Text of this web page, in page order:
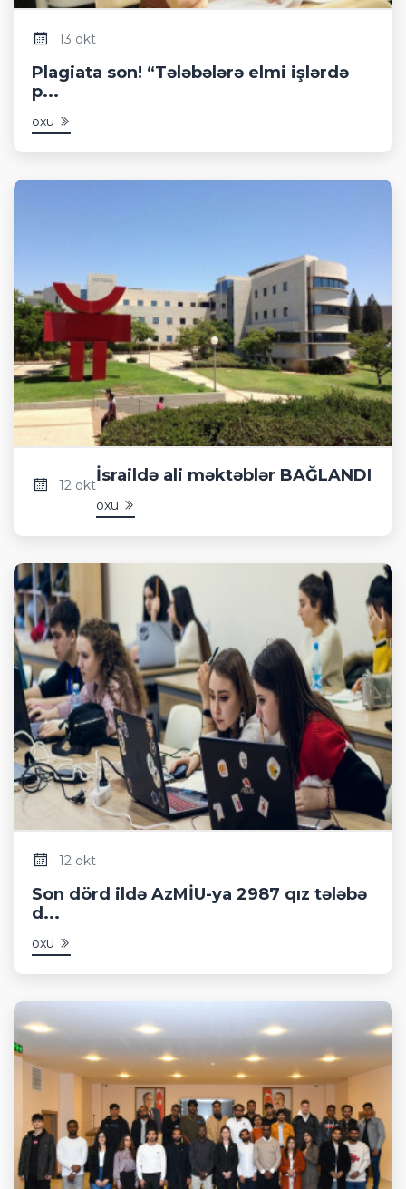
13 okt
Plagiata son! “Tələbələrə elmi işlərdə
p...
oxu
12 oktİsraildə ali məktəblər BAĞLANDI
oxu
12 okt
Son dörd ildə AzMİU-ya 2987 qız tələbə
d...
oxu